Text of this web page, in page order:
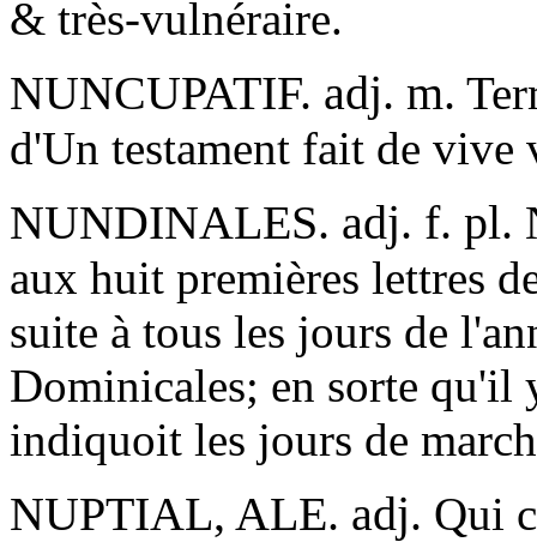
& très-vulnéraire.
NUNCUPATIF. adj. m.
d'Un testament fait de
NUNDINALES. adj. f. pl.
aux huit premières lettres
suite à tous les jours de
Dominicales; en sorte qu'il
indiquoit les jours de
NUPTIAL, ALE. adj. Qui